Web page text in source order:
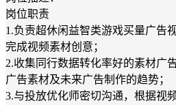
岗位职责
1.负责超休闲益智类游戏买量广告
完成视频素材创意；
2.收集同行数据转化率好的素材广
广告素材及未来广告制作的趋势；
3.与投放优化师密切沟通，根据视